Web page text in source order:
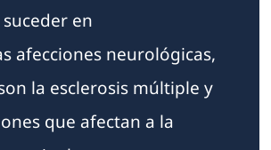
en
afecciones neurológicas,
la esclerosis múltiple y
que afectan a la